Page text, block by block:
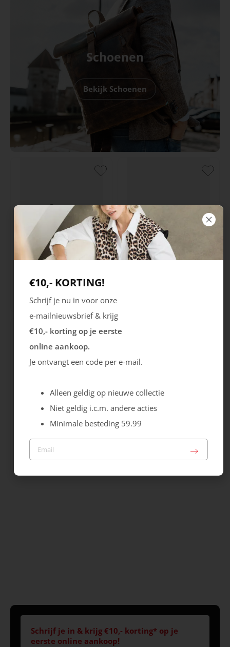
Schoenen
Bekijk Schoenen
Rosa S1PS
109.99
Soft 2.0 Tie
119.99
Whawowa
119.99
Schrijf je in & krijg €10,- korting* op je
eerste online aankoop!
€10,- KORTING!
Schrijf je nu in voor onze
e-mailnieuwsbrief & krijg
€10,- korting op je eerste
online aankoop.
Je ontvangt een code per e-mail.
Alleen geldig op nieuwe collectie
Niet geldig i.c.m. andere acties
Minimale besteding 59.99